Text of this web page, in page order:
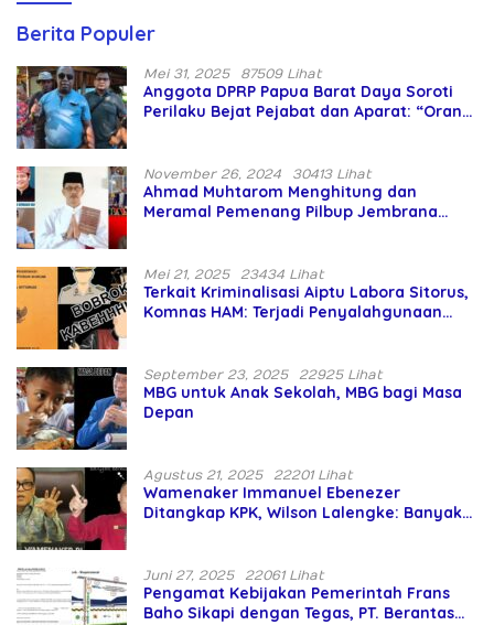
Berita Populer
Mei 31, 2025 87509 Lihat
Anggota DPRP Papua Barat Daya Soroti
Perilaku Bejat Pejabat dan Aparat: “Orang
November 26, 2024 30413 Lihat
Ahmad Muhtarom Menghitung dan
Meramal Pemenang Pilbup Jembrana
Mei 21, 2025 23434 Lihat
Terkait Kriminalisasi Aiptu Labora Sitorus,
Komnas HAM: Terjadi Penyalahgunaan
September 23, 2025 22925 Lihat
MBG untuk Anak Sekolah, MBG bagi Masa
Depan
Agustus 21, 2025 22201 Lihat
Wamenaker Immanuel Ebenezer
Ditangkap KPK, Wilson Lalengke: Banyak
Juni 27, 2025 22061 Lihat
Pengamat Kebijakan Pemerintah Frans
Baho Sikapi dengan Tegas, PT. Berantas